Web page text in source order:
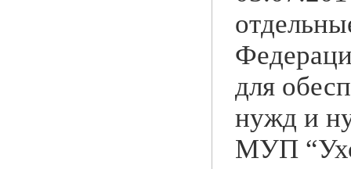
для
нужд и
МУП